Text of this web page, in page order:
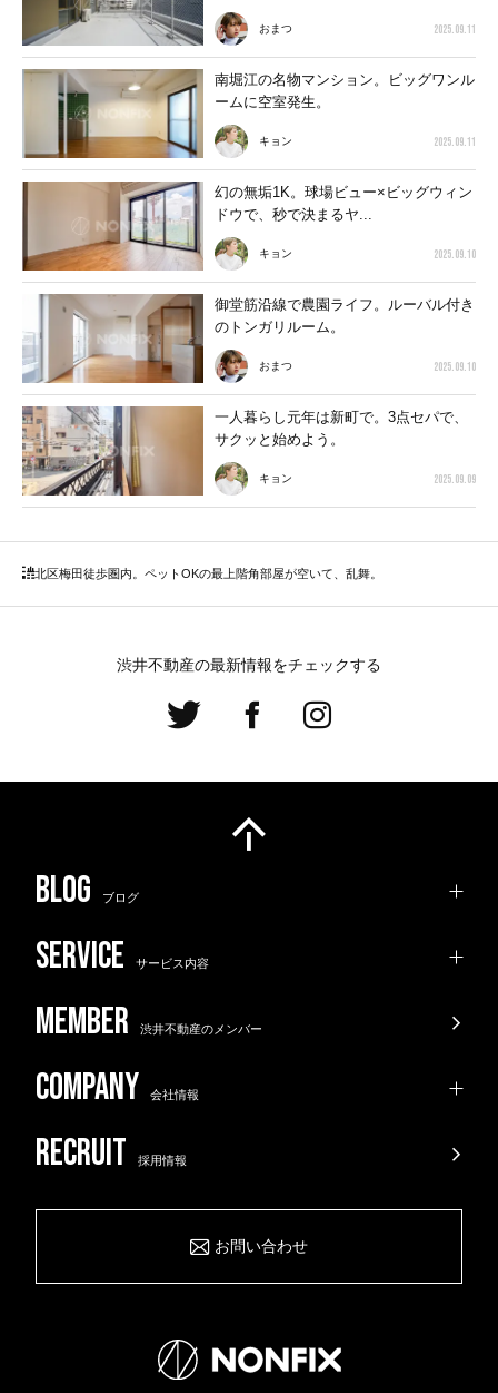
おまつ 2025.09.11
南堀江の名物マンション。ビッグワンル
ームに空室発生。
キョン 2025.09.11
幻の無垢1K。球場ビュー×ビッグウィン
ドウで、秒で決まるヤ...
キョン 2025.09.10
御堂筋沿線で農園ライフ。ルーバル付き
のトンガリルーム。
おまつ 2025.09.10
一人暮らし元年は新町で。3点セパで、
サクッと始めよう。
キョン 2025.09.09
梅田徒歩圏内。ペットOKの最上階角部屋が空いて、乱舞。
北区
渋井不動産の最新情報をチェックする
ブログ
サービス内容
渋井不動産のメンバー
会社情報
採用情報
お問い合わせ